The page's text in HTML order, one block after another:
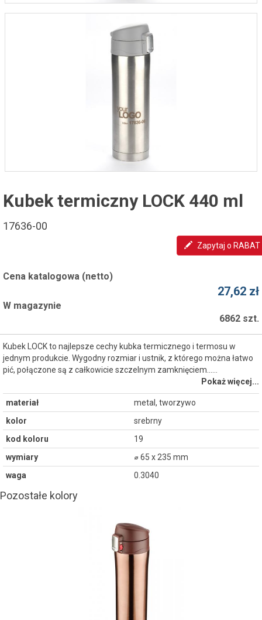
Kubek termiczny LOCK 440 ml
17636-00
Zapytaj o RABAT
Cena katalogowa (netto)
27,62 zł
W magazynie
6862 szt.
Kubek LOCK to najlepsze cechy kubka termicznego i termosu w
jednym produkcie. Wygodny rozmiar i ustnik, z którego można łatwo
pić, połączone są z całkowicie szczelnym zamknięciem...…
Pokaż więcej...
materiał
metal, tworzywo
kolor
srebrny
kod koloru
19
wymiary
⌀ 65 x 235 mm
waga
0.3040
Pozostałe kolory